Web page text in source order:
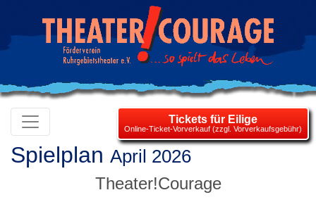
Tickets für Eilige
Online-Ticket-Vorverkauf (zzgl. Vorverkaufsgebühr)
Spielplan April 2026
Theater!Courage